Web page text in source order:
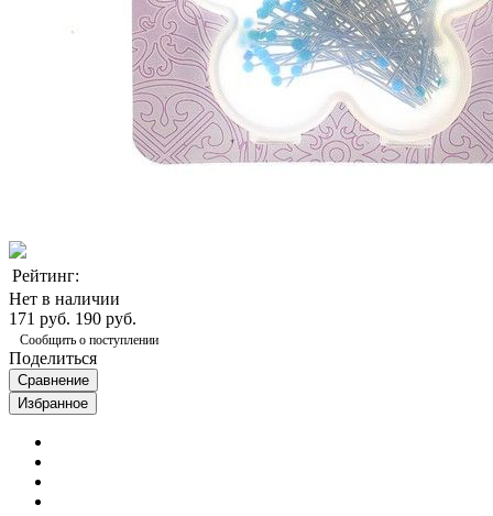
Рейтинг:
Нет в наличии
171 руб. 190 руб.
Сообщить о поступлении
Поделиться
Сравнение
Избранное